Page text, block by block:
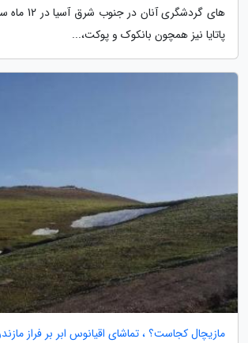
های گردشگری
پاتایا نیز همچون بانکوک و پوکت،...
مازیچال کجاست؟ ، تماشای اقیانوس ابر بر فراز